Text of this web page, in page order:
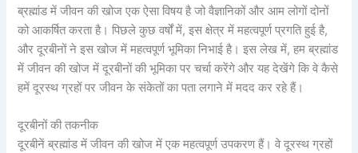
ब्रह्मांड में जीवन की खोज एक ऐसा विषय है जो वैज्ञानिकों और आम लोगों दोनों
को आकर्षित करता है। पिछले कुछ वर्षों में, इस क्षेत्र में महत्वपूर्ण प्रगति हुई है,
और दूरबीनों ने इस खोज में महत्वपूर्ण भूमिका निभाई है। इस लेख में, हम ब्रह्मांड
में जीवन की खोज में दूरबीनों की भूमिका पर चर्चा करेंगे और यह देखेंगे कि वे कैसे
हमें दूरस्थ ग्रहों पर जीवन के संकेतों का पता लगाने में मदद कर रहे हैं।
दूरबीनों की तकनीक
दूरबीनें ब्रह्मांड में जीवन की खोज में एक महत्वपूर्ण उपकरण हैं। वे दूरस्थ ग्रहों